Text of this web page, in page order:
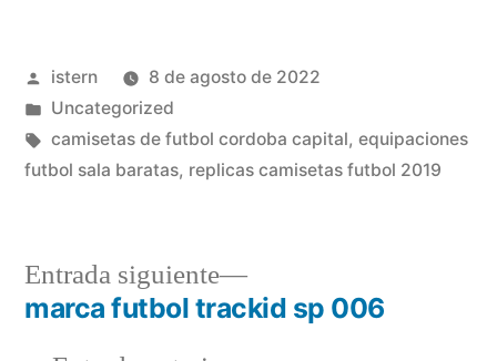
Publicado
por
istern
8 de agosto de 2022
Publicado
en
Uncategorized
Etiquetas:
camisetas de futbol cordoba capital, equipaciones
futbol sala baratas, replicas camisetas futbol 2019
Navegación
Entrada siguiente
Entrada
siguiente:
marca futbol trackid sp 006